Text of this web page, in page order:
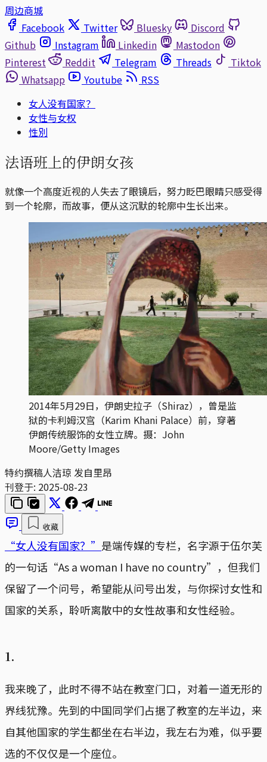
周边商城
Facebook
Twitter Bluesky
Discord
Github
Instagram Linkedin
Mastodon
Pinterest
Reddit Telegram Threads
Tiktok
Whatsapp
Youtube
RSS
女人没有国家？
女性与女权
性別
法语班上的伊朗女孩
就像一个高度近视的人失去了眼镜后，努力眨巴眼睛只感受得
到一个轮廓，而故事，便从这沉默的轮廓中生长出来。
2014年5月29日，伊朗史拉子（Shiraz），曾是监
狱的卡利姆汉宫（Karim Khani Palace）前，穿著
伊朗传统服饰的女性立牌。摄：John
Moore/Getty Images
特约撰稿人洁琼 发自里昂
刊登于: 2025-08-23
收藏
“女人没有国家？” 是端传媒的专栏，名字源于伍尔芙
的一句话“As a woman I have no country”，但我们
保留了一个问号，希望能从问号出发，与你探讨女性和
国家的关系，聆听离散中的女性故事和女性经验。
1.
我来晚了，此时不得不站在教室门口，对着一道无形的
界线犹豫。先到的中国同学们占据了教室的左半边，来
自其他国家的学生都坐在右半边，我左右为难，似乎要
选的不仅仅是一个座位。